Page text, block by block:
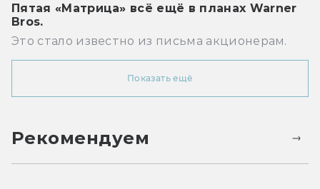
Пятая «Матрица» всё ещё в планах Warner
Bros.
Это стало известно из письма акционерам.
Показать ещё
Рекомендуем